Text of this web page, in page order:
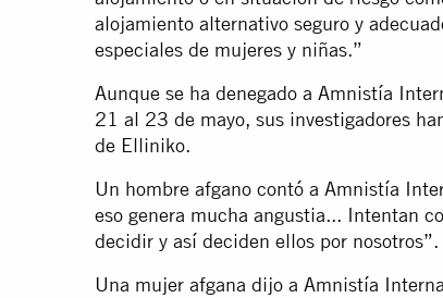
alojamiento alternativo seguro y
especiales de mujeres y niñas.”
Aunque se ha denegado a Amnistía
21 al 23 de mayo, sus investigadores
de Elliniko.
Un hombre afgano contó a Amnistía
eso genera mucha angustia... Intentan
decidir y así deciden ellos por nosotros”.
Una mujer afgana dijo a Amnistía